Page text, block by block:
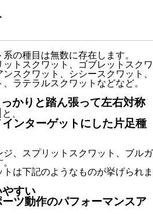
の種目は無数に存在します。
トスクワット、ゴブレットスクワ
スクワット、シシースクワット、
ラテラルスクワットなどなど。
かりと踏ん張って左右対称
と、
ンターゲットにした片足種
、スプリットスクワット、ブルガ
は下記のようなものが挙げられま
やすい
ーツ動作のパフォーマンスア